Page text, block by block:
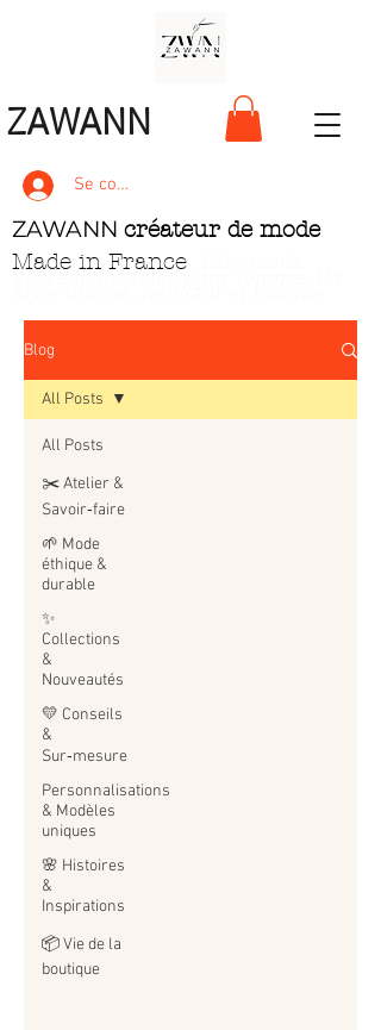
ZAWANN
Se connecter
ZAWANN créateur de mode
Made in France
Blog
All Posts
✂️ Atelier &
Savoir‑faire
🌱 Mode
éthique &
durable
✨
Collections
&
Nouveautés
💛 Conseils
&
Sur‑mesure
Personnalisations
& Modèles
uniques
🌸 Histoires
&
Inspirations
📦 Vie de la
boutique
All Posts